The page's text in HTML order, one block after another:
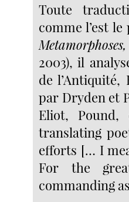
Toute
comme l’est
2003), il
de
par Dryden et
Eliot, Pound,
translating
efforts [… I
For the
commanding